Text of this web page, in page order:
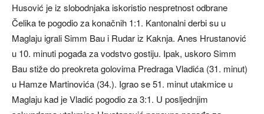
Husović je iz slobodnjaka iskoristio nespretnost odbrane
Čelika te pogodio za konačnih 1:1. Kantonalni derbi su u
Maglaju igrali Simm Bau i Rudar iz Kaknja. Anes Hrustanović
u 10. minuti pogađa za vodstvo gostiju. Ipak, uskoro Simm
Bau stiže do preokreta golovima Predraga Vladića (31. minut)
u Hamze Martinovića (34.). Igrao se 51. minut utakmice u
Maglaju kad je Vladić pogodio za 3:1. U posljednjim